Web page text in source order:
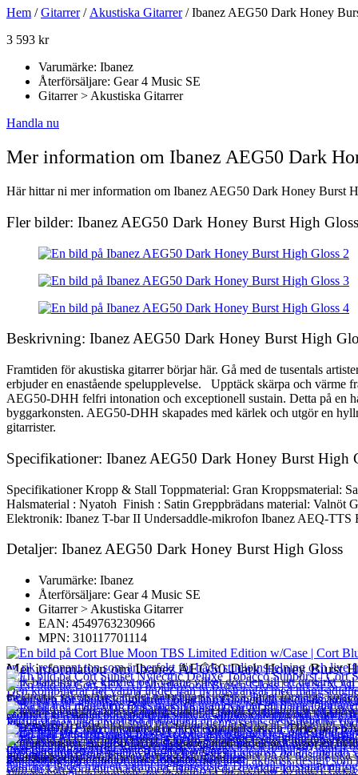
Hem /Gitarrer/Akustiska Gitarrer/ Ibanez AEG50 Dark Honey
3 593 kr
Varumärke: Ibanez
Återförsäljare: Gear 4 Music SE
Gitarrer > Akustiska Gitarrer
Handla nu
Mer information om Ibanez AEG50 Dark
Här hittar ni mer information om Ibanez AEG50 Dark Honey Burst
Fler bilder: Ibanez AEG50 Dark Honey Burst High Gloss
Beskrivning: Ibanez AEG50 Dark Honey Burst High
Framtiden för akustiska gitarrer börjar här. Gå med de tusentals
erbjuder en enastående spelupplevelse. Upptäck skärpa och värme
AEG50-DHH felfri intonation och exceptionell sustain. Detta på en
byggarkonsten. AEG50-DHH skapades med kärlek och utgör en
gitarrister.
Specifikationer: Ibanez AEG50 Dark Honey Burst High
Specifikationer Kropp & Stall Toppmaterial: Gran Kroppsmaterial:
Halsmaterial : Nyatoh Finish : Satin Greppbrädans material: Valnöt
Elektronik: Ibanez T-bar II Undersaddle-mikrofon Ibanez AEQ-TTS
Detaljer: Ibanez AEG50 Dark Honey Burst High Gloss
Varumärke: Ibanez
Återförsäljare: Gear 4 Music SE
Gitarrer > Akustiska Gitarrer
EAN: 4549763230966
MPN: 310117701114
Mer information om Ibanez AEG50 Dark Honey Burst
Framtiden för akustiska gitarrer börjar här. Gå med de tusentals
erbjuder en enastående spelupplevelse. Upptäck skärpa och värme
AEG50-DHH felfri intonation och exceptionell sustain. Detta på en
byggarkonsten. AEG50-DHH skapades med kärlek och utgör en
gitarrister.
Cort Blue Moon TBS Limited Edition w/Case
Cort Sunset Nylectric Deluxe Tobacco Sunburst